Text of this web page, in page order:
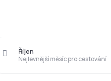
Nejlevnější měsíc pro cestování
Říjen